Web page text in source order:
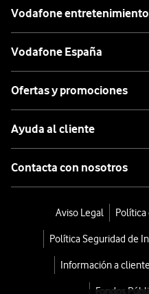
Vodafone entretenimiento
Vodafone España
Ofertas y promociones
Ayuda al cliente
Contacta con nosotros
Aviso Legal Política
Política Seguridad de
Información a
Fondos